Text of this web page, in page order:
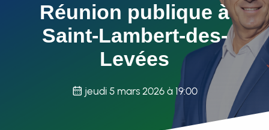
Réunion publique à
Saint-Lambert-des-
Levées
jeudi 5 mars 2026 à 19:00